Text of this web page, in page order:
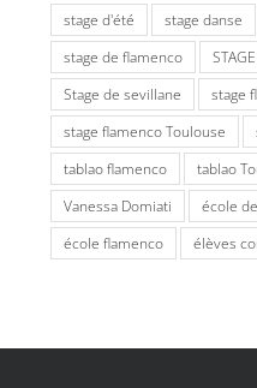
stage d'été
stage danse
stage de flamenco
Stage de sevillane
stage
stage flamenco Toulouse
tablao flamenco
tablao
Vanessa Domiati
école
école flamenco
élèves